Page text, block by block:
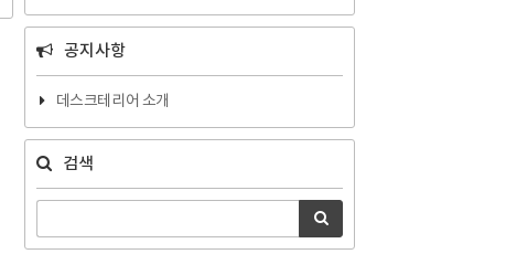
공지사항
데스크테리어 소개
검색